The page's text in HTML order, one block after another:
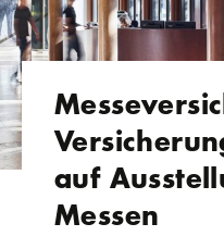
auf
Messen